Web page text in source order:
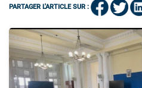
PARTAGER L'ARTICLE SUR :